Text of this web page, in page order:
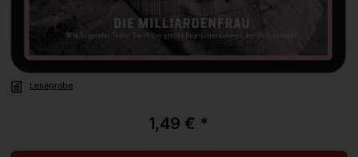
Leseprobe
1,49 € *